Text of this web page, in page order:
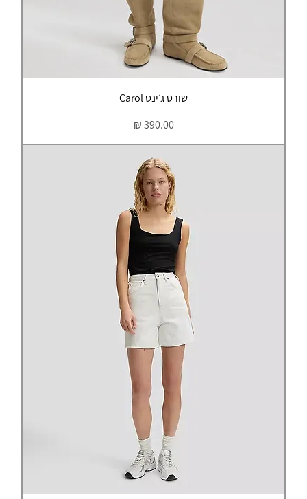
שורט ג׳ינס Carol
מחיר‏390.00 ‏₪